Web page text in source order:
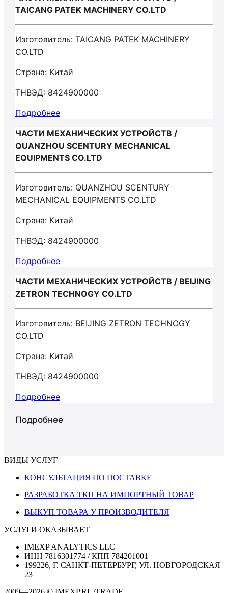
TAICANG PATEK MACHINERY CO.LTD
Изготовитель: TAICANG PATEK MACHINERY
CO.LTD
Страна: Китай
ТНВЭД: 8424900000
Подробнее
ЧАСТИ МЕХАНИЧЕСКИХ УСТРОЙСТВ /
QUANZHOU SCENTURY MECHANICAL
EQUIPMENTS CO.LTD
Изготовитель: QUANZHOU SCENTURY
MECHANICAL EQUIPMENTS CO.LTD
Страна: Китай
ТНВЭД: 8424900000
Подробнее
ЧАСТИ МЕХАНИЧЕСКИХ УСТРОЙСТВ / BEIJING
ZETRON TECHNOGY CO.LTD
Изготовитель: BEIJING ZETRON TECHNOGY
CO.LTD
Страна: Китай
ТНВЭД: 8424900000
Подробнее
Подробнее
ВИДЫ УСЛУГ
КОНСУЛЬТАЦИЯ ПО ПОСТАВКЕ
РАЗРАБОТКА ТКП НА ИМПОРТНЫЙ ТОВАР
ВЫКУП ТОВАРА У ПРОИЗВОДИТЕЛЯ
УСЛУГИ ОКАЗЫВАЕТ
IMEXP ANALYTICS LLC
ИНН 7816301774 / КПП 784201001
199226, Г. САНКТ-ПЕТЕРБУРГ, УЛ. НОВГОРОДСКАЯ
23